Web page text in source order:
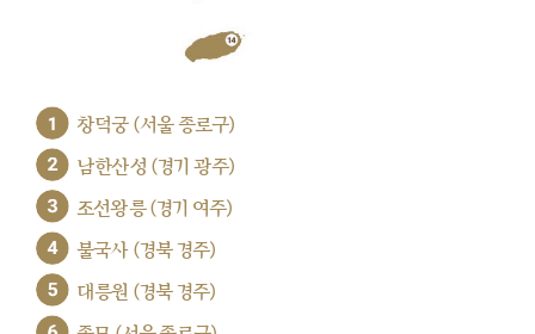
1 창덕궁 (서울 종로구)
2 남한산성 (경기 광주)
3 조선왕릉 (경기 여주)
4 불국사 (경북 경주)
5 대릉원 (경북 경주)